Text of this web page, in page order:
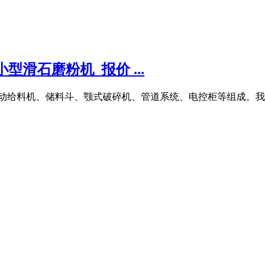
型滑石磨粉机_报价 ...
料机、储料斗、颚式破碎机、管道系统、电控柜等组成。